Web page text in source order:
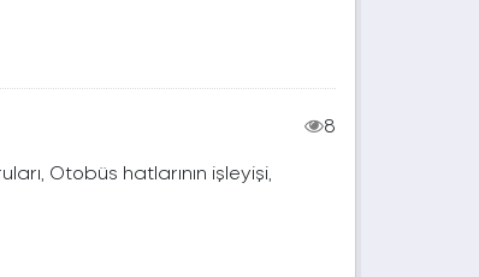
8
Otobüs hatlarının işleyişi,